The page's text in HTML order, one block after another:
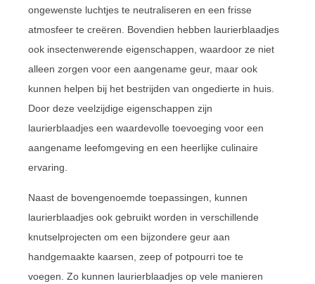
ongewenste luchtjes te neutraliseren en een frisse
atmosfeer te creëren. Bovendien hebben laurierblaadjes
ook insectenwerende eigenschappen, waardoor ze niet
alleen zorgen voor een aangename geur, maar ook
kunnen helpen bij het bestrijden van ongedierte in huis.
Door deze veelzijdige eigenschappen zijn
laurierblaadjes een waardevolle toevoeging voor een
aangename leefomgeving en een heerlijke culinaire
ervaring.
Naast de bovengenoemde toepassingen, kunnen
laurierblaadjes ook gebruikt worden in verschillende
knutselprojecten om een bijzondere geur aan
handgemaakte kaarsen, zeep of potpourri toe te
voegen. Zo kunnen laurierblaadjes op vele manieren